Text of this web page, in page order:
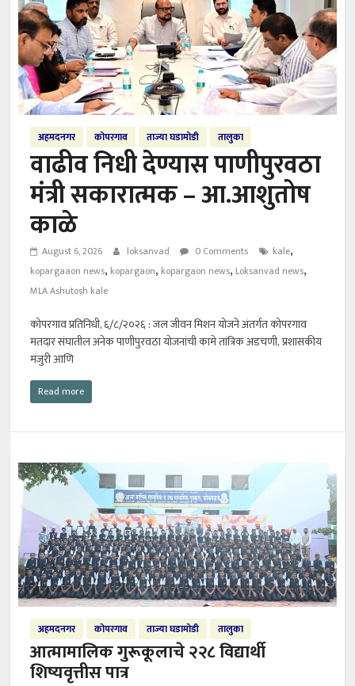
अहमदनगर कोपरगाव ताज्या घडामोडी तालुका
वाढीव निधी देण्यास पाणीपुरवठा
मंत्री सकारात्मक – आ.आशुतोष
काळे
August 6, 2026 loksanvad 0 Comments kale,
kopargaaon news, kopargaon, kopargaon news, Loksanvad news,
MLA Ashutosh kale
कोपरगाव प्रतिनिधी, ६/८/२०२६ : जल जीवन मिशन योजने अंतर्गत कोपरगाव
मतदार संघातील अनेक पाणीपुरवठा योजनांची कामे तांत्रिक अडचणी, प्रशासकीय
मंजुरी आणि
Read more
अहमदनगर कोपरगाव ताज्या घडामोडी तालुका
आत्मामालिक गुरूकूलाचे २२८ विद्यार्थी
शिष्यवृत्तीस पात्र